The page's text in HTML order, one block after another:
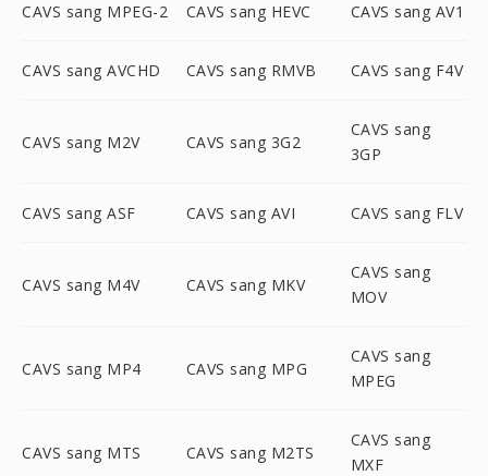
CAVS sang MPEG-2 CAVS sang HEVC CAVS sang AV1
CAVS sang AVCHD CAVS sang RMVB CAVS sang F4V
CAVS sang M2V CAVS sang 3G2
CAVS sang
3GP
CAVS sang ASF CAVS sang AVI CAVS sang FLV
CAVS sang M4V CAVS sang MKV
CAVS sang
MOV
CAVS sang MP4 CAVS sang MPG
CAVS sang
MPEG
CAVS sang MTS CAVS sang M2TS
CAVS sang
MXF